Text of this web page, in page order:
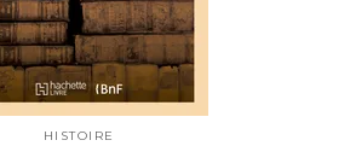
HISTOIRE